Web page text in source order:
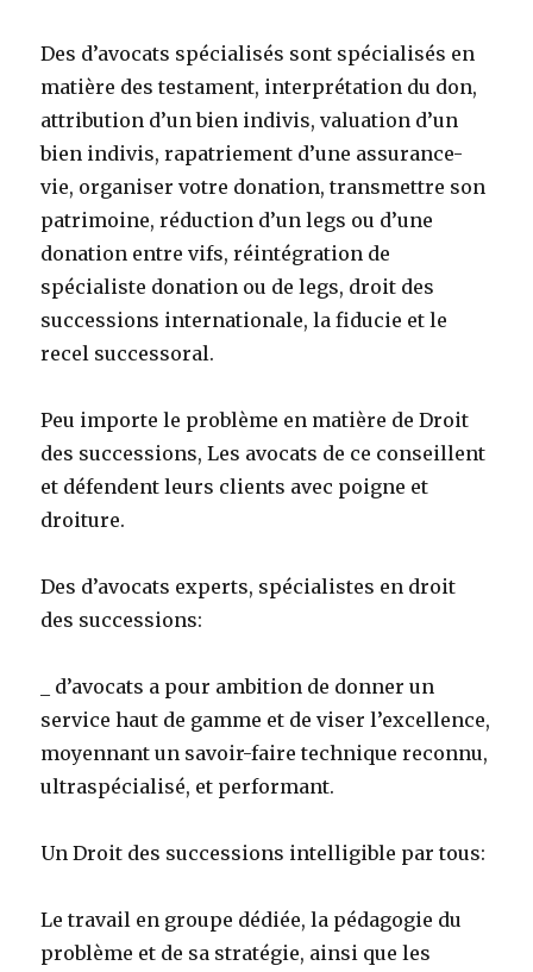
Des d’avocats spécialisés sont spécialisés en
matière des testament, interprétation du don,
attribution d’un bien indivis, valuation d’un
bien indivis, rapatriement d’une assurance-
vie, organiser votre donation, transmettre son
patrimoine, réduction d’un legs ou d’une
donation entre vifs, réintégration de
spécialiste donation ou de legs, droit des
successions internationale, la fiducie et le
recel successoral.
Peu importe le problème en matière de Droit
des successions, Les avocats de ce conseillent
et défendent leurs clients avec poigne et
droiture.
Des d’avocats experts, spécialistes en droit
des successions:
_ d’avocats a pour ambition de donner un
service haut de gamme et de viser l’excellence,
moyennant un savoir-faire technique reconnu,
ultraspécialisé, et performant.
Un Droit des successions intelligible par tous:
Le travail en groupe dédiée, la pédagogie du
problème et de sa stratégie, ainsi que les